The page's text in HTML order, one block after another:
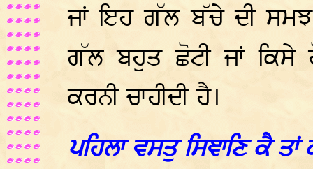
ਜਾਂ ਇਹ ਗੱਲ ਬੱਚੇ ਦੀ ਸਮਝ
ਗੱਲ ਬਹੁਤ ਛੋਟੀ ਜਾਂ ਕਿਸੇ
ਕਰਨੀ ਚਾਹੀਦੀ ਹੈ।
ਪਹਿਲਾ ਵਸਤੁ ਸਿਞਾਣਿ ਕੈ ਤਾਂ